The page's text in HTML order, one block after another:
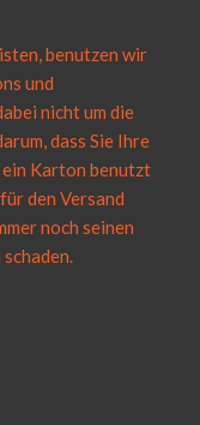
benutzen wir
und
nicht um die
dass Sie Ihre
Karton benutzt
den Versand
noch seinen